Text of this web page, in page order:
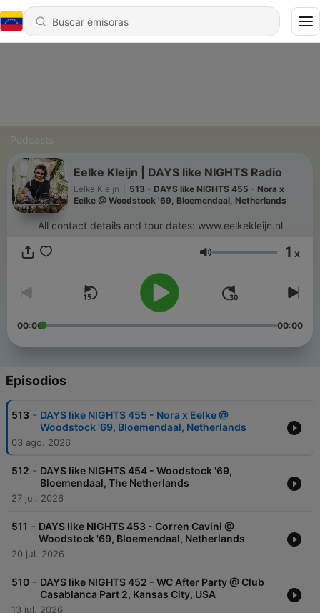
Podcasts
Eelke Kleijn | DAYS like NIGHTS Radio
Eelke Kleijn
513 - DAYS like NIGHTS 455 - Nora x
Eelke @ Woodstock '69, Bloemendaal, Netherlands
All contact details and tour dates: www.eelkekleijn.nl
Volumen 1 x
00:00 00:00
Episodios
513 - DAYS like NIGHTS 455 - Nora x Eelke @
Woodstock '69, Bloemendaal, Netherlands
03 ago. 2026
512 - DAYS like NIGHTS 454 - Woodstock '69,
Bloemendaal, The Netherlands
27 jul. 2026
511 - DAYS like NIGHTS 453 - Corren Cavini @
Woodstock '69, Bloemendaal, Netherlands
20 jul. 2026
510 - DAYS like NIGHTS 452 - WC After Party @ Club
Casablanca Part 2, Kansas City, USA
13 jul. 2026